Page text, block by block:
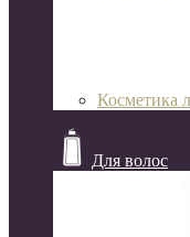
Косметика
Для волос